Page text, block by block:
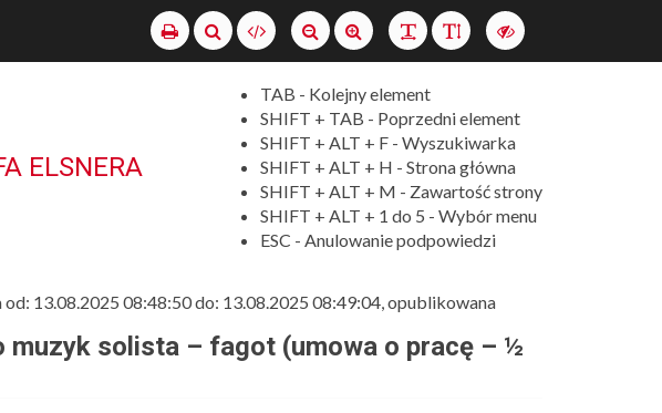
Drukuj
SzukajWersja
XML
Ustaw
normalny
czcionki
Ustaw
duży
czcionki
Zmień
odstęp
literami
Zmień
interlinię
Włącz
wersję
kontraście
ELSNERA
TAB - Kolejny element
SHIFT + TAB - Poprzedni element
SHIFT + ALT + F - Wyszukiwarka
SHIFT + ALT + H - Strona główna
SHIFT + ALT + M - Zawartość strony
SHIFT + ALT + 1 do 5 - Wybór menu
ESC - Anulowanie podpowiedzi
13.08.2025 08:48:50 do: 13.08.2025 08:49:04, opublikowana
muzyk solista – fagot (umowa o pracę – ½